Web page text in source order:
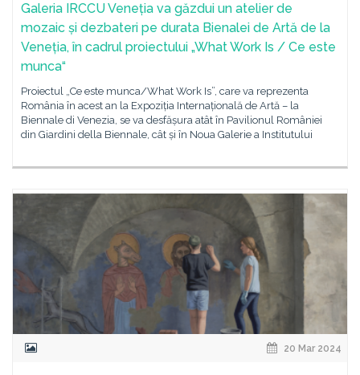
Galeria IRCCU Veneția va găzdui un atelier de
mozaic și dezbateri pe durata Bienalei de Artă de la
Veneția, în cadrul proiectului „What Work Is / Ce este
munca“
Proiectul „Ce este munca/What Work Is”, care va reprezenta
România în acest an la Expoziția Internațională de Artă – la
Biennale di Venezia, se va desfășura atât în Pavilionul României
din Giardini della Biennale, cât și în Noua Galerie a Institutului
20 Mar 2024